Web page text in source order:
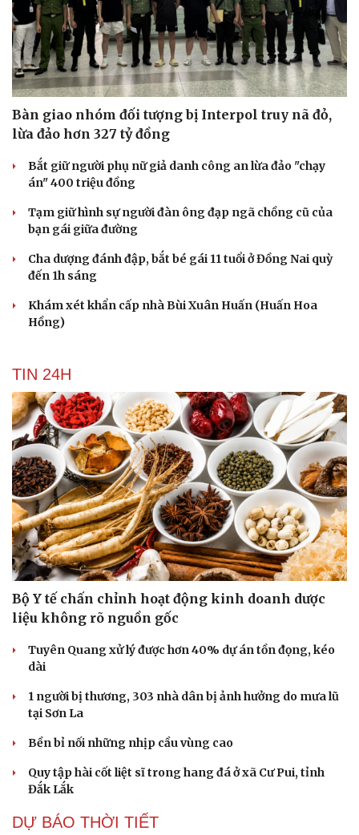
Du lịch
Tư vấn
Săn Tour
check-in
Podcast
Câu chuyện thời
Đọc truyện đêm
Cửa sổ tình yêu
Bàn giao nhóm đối tượng bị Interpol truy nã đỏ,
lừa đảo hơn 327 tỷ đồng
Bắt giữ người phụ nữ giả danh công an lừa đảo "chạy
án" 400 triệu đồng
Tạm giữ hình sự người đàn ông đạp ngã chồng cũ của
bạn gái giữa đường
Cha dượng đánh đập, bắt bé gái 11 tuổi ở Đồng Nai quỳ
đến 1h sáng
Khám xét khẩn cấp nhà Bùi Xuân Huấn (Huấn Hoa
Hồng)
TIN 24H
Bộ Y tế chấn chỉnh hoạt động kinh doanh dược
liệu không rõ nguồn gốc
Tuyên Quang xử lý được hơn 40% dự án tồn đọng, kéo
dài
1 người bị thương, 303 nhà dân bị ảnh hưởng do mưa lũ
tại Sơn La
Bền bỉ nối những nhịp cầu vùng cao
Quy tập hài cốt liệt sĩ trong hang đá ở xã Cư Pui, tỉnh
Đắk Lắk
DỰ BÁO THỜI TIẾT